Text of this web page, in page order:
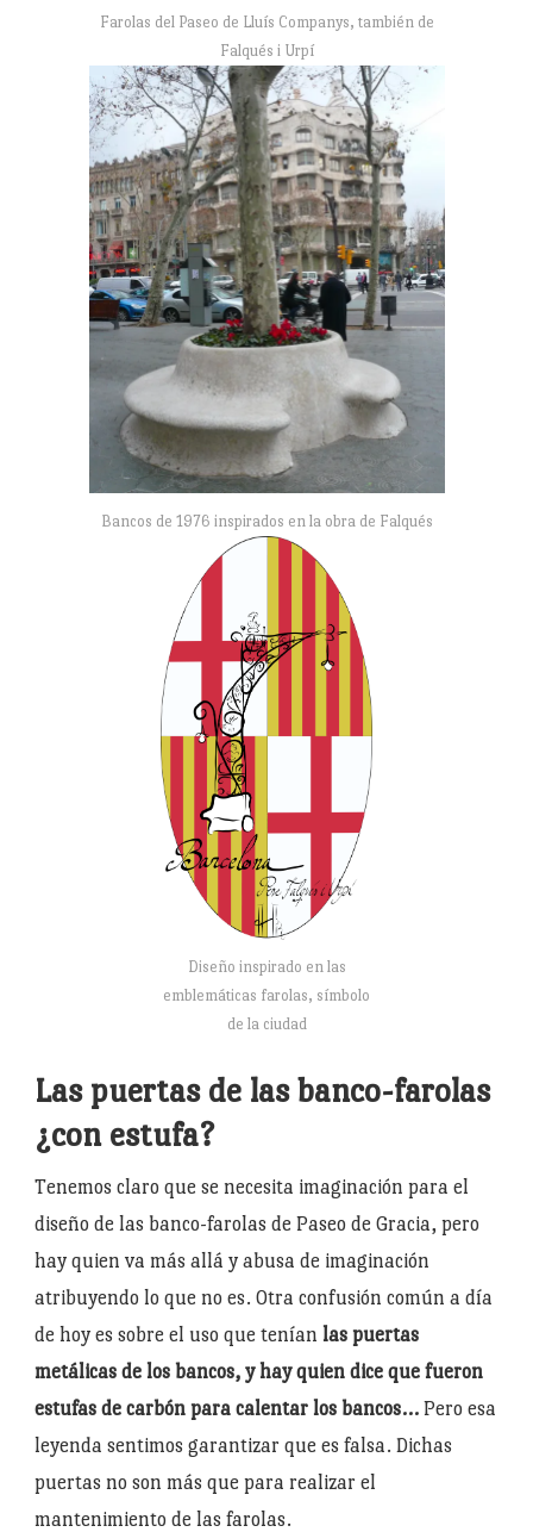
Farolas del Paseo de Lluís Companys, también de
Falqués i Urpí
Bancos de 1976 inspirados en la obra de Falqués
Diseño inspirado en las
emblemáticas farolas, símbolo
de la ciudad
Las puertas de las banco-farolas
¿con estufa?
Tenemos claro que se necesita imaginación para el
diseño de las banco-farolas de Paseo de Gracia, pero
hay quien va más allá y abusa de imaginación
atribuyendo lo que no es. Otra confusión común a día
de hoy es sobre el uso que tenían las puertas
metálicas de los bancos, y hay quien dice que fueron
estufas de carbón para calentar los bancos… Pero esa
leyenda sentimos garantizar que es falsa. Dichas
puertas no son más que para realizar el
mantenimiento de las farolas.